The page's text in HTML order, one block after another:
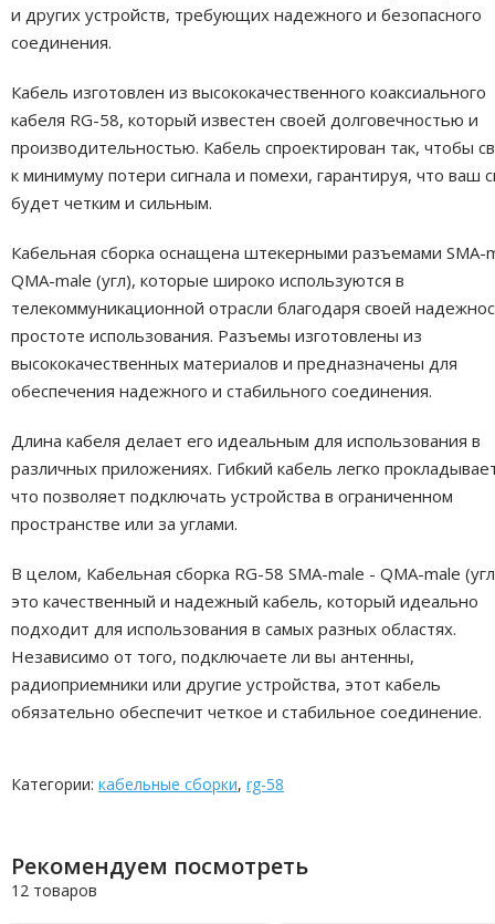
и других устройств, требующих надежного и безопасного
соединения.
Кабель изготовлен из высококачественного коаксиального
кабеля RG-58, который известен своей долговечностью и
производительностью. Кабель спроектирован так, чтобы
к минимуму потери сигнала и помехи, гарантируя, что ваш
будет четким и сильным.
Кабельная сборка оснащена штекерными разъемами SMA-
QMA-male (угл), которые широко используются в
телекоммуникационной отрасли благодаря своей
простоте использования. Разъемы изготовлены из
высококачественных материалов и предназначены для
обеспечения надежного и стабильного соединения.
Длина кабеля делает его идеальным для использования в
различных приложениях. Гибкий кабель легко
что позволяет подключать устройства в ограниченном
пространстве или за углами.
В целом, Кабельная сборка RG-58 SMA-male - QMA-male
это качественный и надежный кабель, который идеально
подходит для использования в самых разных областях.
Независимо от того, подключаете ли вы антенны,
радиоприемники или другие устройства, этот кабель
обязательно обеспечит четкое и стабильное соединение.
Категории: кабельные сборки, rg-58
Рекомендуем посмотреть
12 товаров